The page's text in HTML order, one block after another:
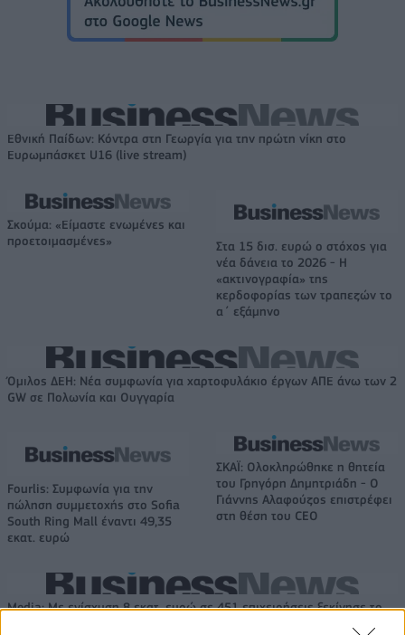
Εθνική Παίδων: Κόντρα στη Γεωργία για την πρώτη νίκη στο
Ευρωμπάσκετ U16 (live stream)
Σκούμα: «Είμαστε ενωμένες και
προετοιμασμένες»
Στα 15 δισ. ευρώ ο στόχος για
νέα δάνεια το 2026 - Η
«ακτινογραφία» της
κερδοφορίας των τραπεζών το
α΄ εξάμηνο
Όμιλος ΔΕΗ: Νέα συμφωνία για χαρτοφυλάκιο έργων ΑΠΕ άνω των 2
GW σε Πολωνία και Ουγγαρία
Fourlis: Συμφωνία για την
πώληση συμμετοχής στο Sofia
South Ring Mall έναντι 49,35
εκατ. ευρώ
ΣΚΑΪ: Ολοκληρώθηκε η θητεία
του Γρηγόρη Δημητριάδη - Ο
Γιάννης Αλαφούζος επιστρέφει
στη θέση του CEO
Media: Με ενίσχυση 8 εκατ. ευρώ σε 451 επιχειρήσεις ξεκίνησε το